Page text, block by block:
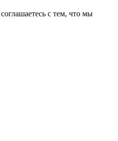
с тем, что мы